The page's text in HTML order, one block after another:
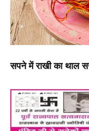
सपने में राखी का थाल